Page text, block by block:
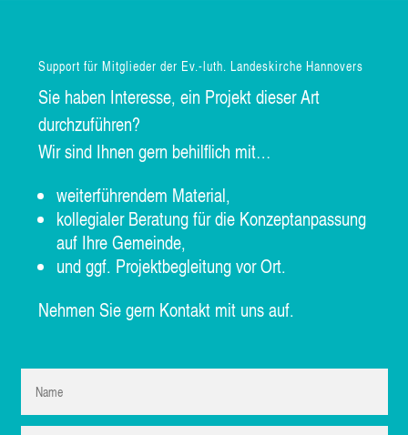
Sup­port für Mit­glie­der der Ev.-luth. Lan­des­kir­che Hannovers
Sie haben Inter­es­se, ein Pro­jekt die­ser Art
durchzuführen?
Wir sind Ihnen gern behilf­lich mit…
wei­ter­füh­ren­dem Material,
kol­le­gia­ler Bera­tung für die Kon­zep­t­an­pas­sung
auf Ihre Gemeinde,
und ggf. Pro­jekt­be­glei­tung vor Ort.
Neh­men Sie gern Kon­takt mit uns auf.